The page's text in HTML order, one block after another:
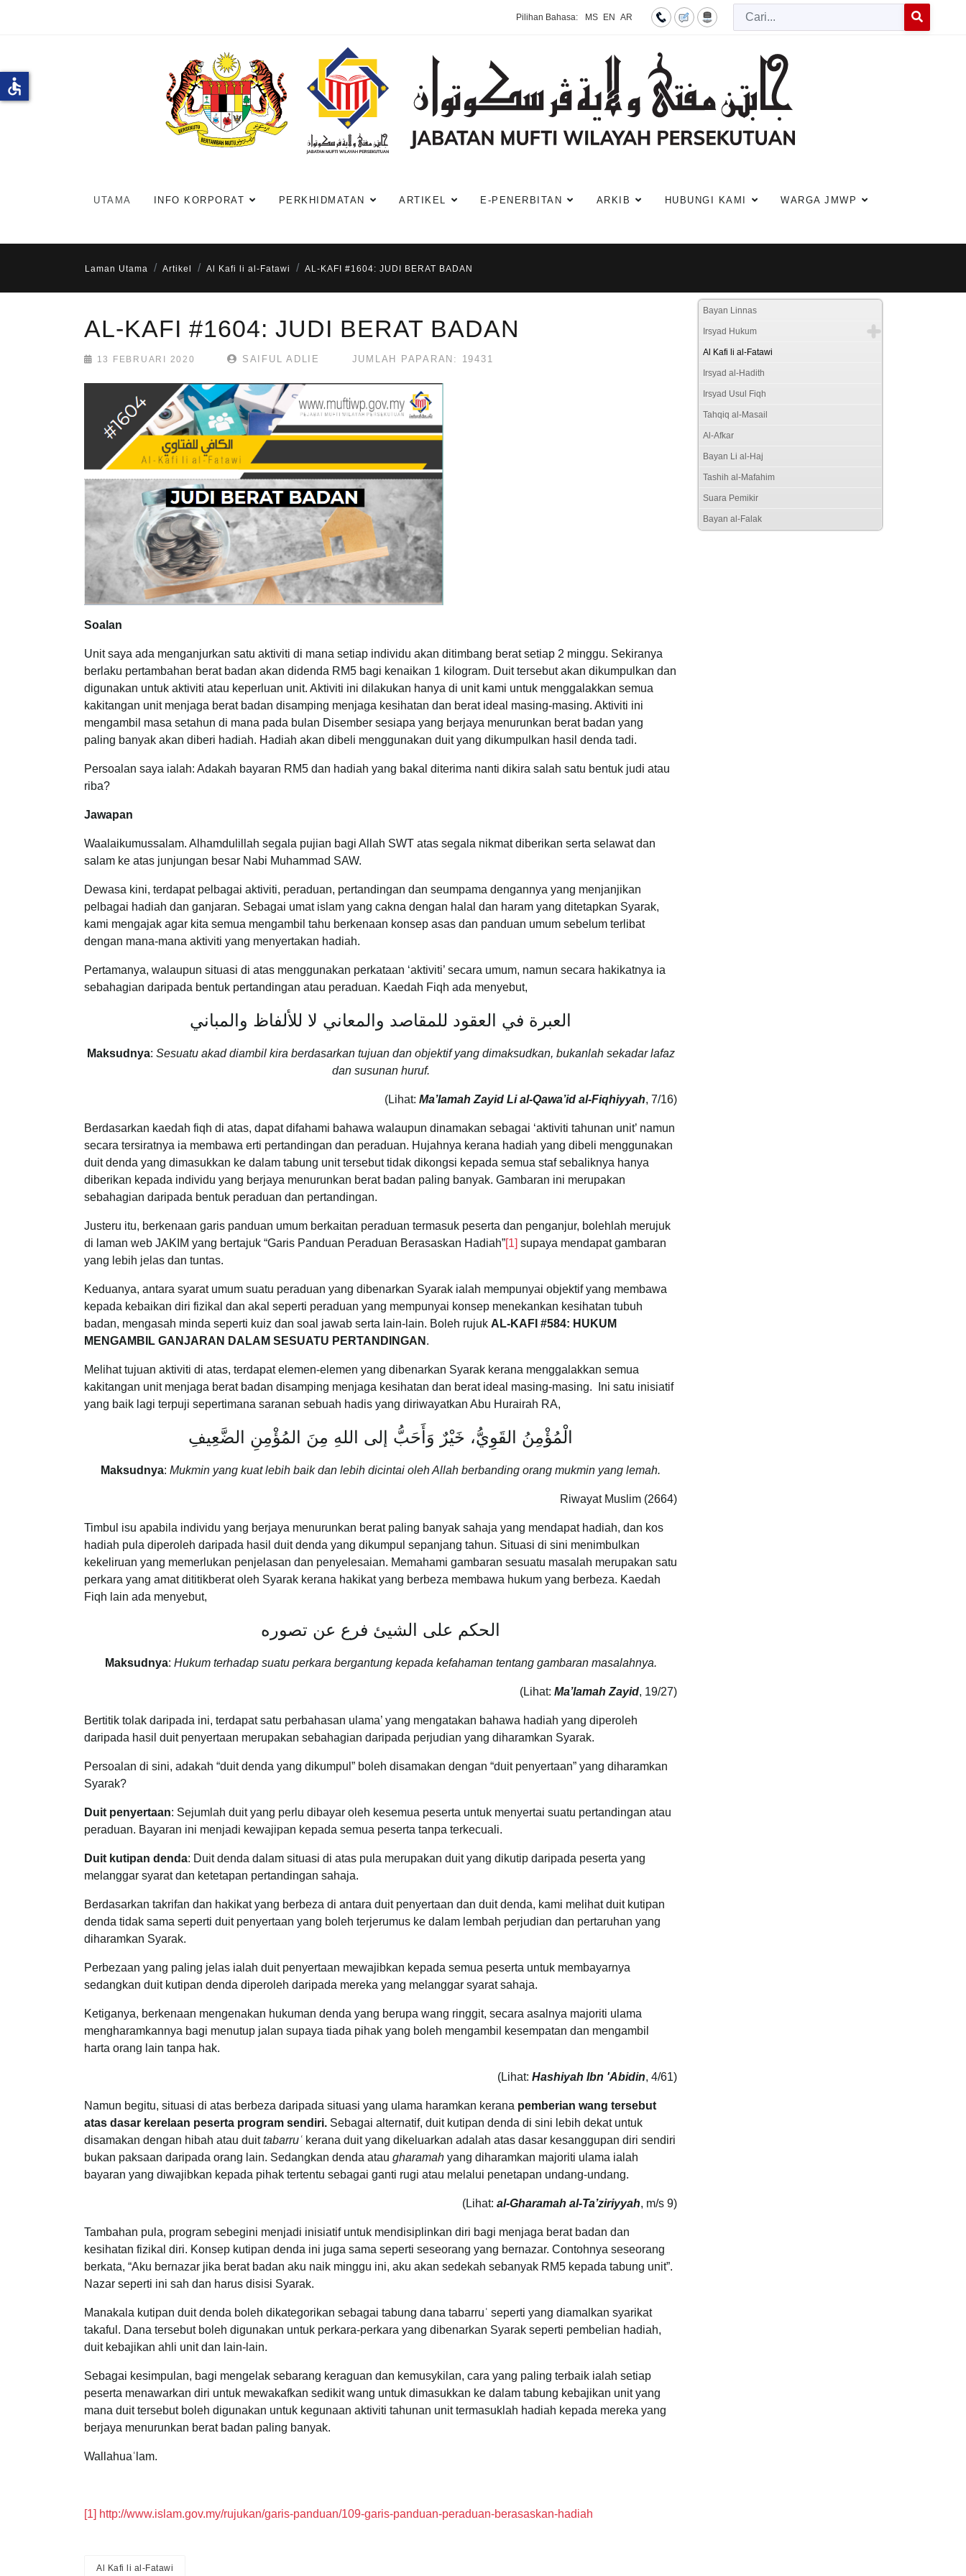
Pilihan Bahasa: MS EN AR
Cari
UTAMA INFO KORPORAT PERKHIDMATAN ARTIKEL E-PENERBITAN ARKIB HUBUNGI KAMI WARGA JMWP
Laman Utama Artikel Al Kafi li al-Fatawi AL-KAFI #1604: JUDI BERAT BADAN
AL-KAFI #1604: JUDI BERAT BADAN
13 FEBRUARI 2020 SAIFUL ADLIE JUMLAH PAPARAN: 19431
Soalan
Unit saya ada menganjurkan satu aktiviti di mana setiap individu akan ditimbang berat setiap 2 minggu. Sekiranya
berlaku pertambahan berat badan akan didenda RM5 bagi kenaikan 1 kilogram. Duit tersebut akan dikumpulkan dan
digunakan untuk aktiviti atau keperluan unit. Aktiviti ini dilakukan hanya di unit kami untuk menggalakkan semua
kakitangan unit menjaga berat badan disamping menjaga kesihatan dan berat ideal masing-masing. Aktiviti ini
mengambil masa setahun di mana pada bulan Disember sesiapa yang berjaya menurunkan berat badan yang
paling banyak akan diberi hadiah. Hadiah akan dibeli menggunakan duit yang dikumpulkan hasil denda tadi.
Persoalan saya ialah: Adakah bayaran RM5 dan hadiah yang bakal diterima nanti dikira salah satu bentuk judi atau
riba?
Jawapan
Waalaikumussalam. Alhamdulillah segala pujian bagi Allah SWT atas segala nikmat diberikan serta selawat dan
salam ke atas junjungan besar Nabi Muhammad SAW.
Dewasa kini, terdapat pelbagai aktiviti, peraduan, pertandingan dan seumpama dengannya yang menjanjikan
pelbagai hadiah dan ganjaran. Sebagai umat islam yang cakna dengan halal dan haram yang ditetapkan Syarak,
kami mengajak agar kita semua mengambil tahu berkenaan konsep asas dan panduan umum sebelum terlibat
dengan mana-mana aktiviti yang menyertakan hadiah.
Pertamanya, walaupun situasi di atas menggunakan perkataan ‘aktiviti’ secara umum, namun secara hakikatnya ia
sebahagian daripada bentuk pertandingan atau peraduan. Kaedah Fiqh ada menyebut,
العبرة في العقود للمقاصد والمعاني لا للألفاظ والمباني
Maksudnya: Sesuatu akad diambil kira berdasarkan tujuan dan objektif yang dimaksudkan, bukanlah sekadar lafaz
dan susunan huruf.
(Lihat: Ma’lamah Zayid Li al-Qawa’id al-Fiqhiyyah, 7/16)
Berdasarkan kaedah fiqh di atas, dapat difahami bahawa walaupun dinamakan sebagai ‘aktiviti tahunan unit’ namun
secara tersiratnya ia membawa erti pertandingan dan peraduan. Hujahnya kerana hadiah yang dibeli menggunakan
duit denda yang dimasukkan ke dalam tabung unit tersebut tidak dikongsi kepada semua staf sebaliknya hanya
diberikan kepada individu yang berjaya menurunkan berat badan paling banyak. Gambaran ini merupakan
sebahagian daripada bentuk peraduan dan pertandingan.
Justeru itu, berkenaan garis panduan umum berkaitan peraduan termasuk peserta dan penganjur, bolehlah merujuk
di laman web JAKIM yang bertajuk “Garis Panduan Peraduan Berasaskan Hadiah”[1] supaya mendapat gambaran
yang lebih jelas dan tuntas.
Keduanya, antara syarat umum suatu peraduan yang dibenarkan Syarak ialah mempunyai objektif yang membawa
kepada kebaikan diri fizikal dan akal seperti peraduan yang mempunyai konsep menekankan kesihatan tubuh
badan, mengasah minda seperti kuiz dan soal jawab serta lain-lain. Boleh rujuk AL-KAFI #584: HUKUM
MENGAMBIL GANJARAN DALAM SESUATU PERTANDINGAN .
Melihat tujuan aktiviti di atas, terdapat elemen-elemen yang dibenarkan Syarak kerana menggalakkan semua
kakitangan unit menjaga berat badan disamping menjaga kesihatan dan berat ideal masing-masing. Ini satu inisiatif
yang baik lagi terpuji sepertimana saranan sebuah hadis yang diriwayatkan Abu Hurairah RA,
الْمُؤْمِنُ القَوِيُّ، خَيْرٌ وَأَحَبُّ إلى اللهِ مِنَ المُؤْمِنِ الضَّعِيفِ
Maksudnya: Mukmin yang kuat lebih baik dan lebih dicintai oleh Allah berbanding orang mukmin yang lemah.
Riwayat Muslim (2664)
Timbul isu apabila individu yang berjaya menurunkan berat paling banyak sahaja yang mendapat hadiah, dan kos
hadiah pula diperoleh daripada hasil duit denda yang dikumpul sepanjang tahun. Situasi di sini menimbulkan
kekeliruan yang memerlukan penjelasan dan penyelesaian. Memahami gambaran sesuatu masalah merupakan satu
perkara yang amat dititikberat oleh Syarak kerana hakikat yang berbeza membawa hukum yang berbeza. Kaedah
Fiqh lain ada menyebut,
الحكم على الشيئ فرع عن تصوره
Maksudnya: Hukum terhadap suatu perkara bergantung kepada kefahaman tentang gambaran masalahnya.
(Lihat: Ma’lamah Zayid, 19/27)
Bertitik tolak daripada ini, terdapat satu perbahasan ulama’ yang mengatakan bahawa hadiah yang diperoleh
daripada hasil duit penyertaan merupakan sebahagian daripada perjudian yang diharamkan Syarak.
Persoalan di sini, adakah “duit denda yang dikumpul” boleh disamakan dengan “duit penyertaan” yang diharamkan
Syarak?
Duit penyertaan: Sejumlah duit yang perlu dibayar oleh kesemua peserta untuk menyertai suatu pertandingan atau
peraduan. Bayaran ini menjadi kewajipan kepada semua peserta tanpa terkecuali.
Duit kutipan denda: Duit denda dalam situasi di atas pula merupakan duit yang dikutip daripada peserta yang
melanggar syarat dan ketetapan pertandingan sahaja.
Berdasarkan takrifan dan hakikat yang berbeza di antara duit penyertaan dan duit denda, kami melihat duit kutipan
denda tidak sama seperti duit penyertaan yang boleh terjerumus ke dalam lembah perjudian dan pertaruhan yang
diharamkan Syarak.
Perbezaan yang paling jelas ialah duit penyertaan mewajibkan kepada semua peserta untuk membayarnya
sedangkan duit kutipan denda diperoleh daripada mereka yang melanggar syarat sahaja.
Ketiganya, berkenaan mengenakan hukuman denda yang berupa wang ringgit, secara asalnya majoriti ulama
mengharamkannya bagi menutup jalan supaya tiada pihak yang boleh mengambil kesempatan dan mengambil
harta orang lain tanpa hak.
(Lihat: Hashiyah Ibn 'Abidin, 4/61)
Namun begitu, situasi di atas berbeza daripada situasi yang ulama haramkan kerana pemberian wang tersebut
atas dasar kerelaan peserta program sendiri. Sebagai alternatif, duit kutipan denda di sini lebih dekat untuk
disamakan dengan hibah atau duittabarruʿ kerana duit yang dikeluarkan adalah atas dasar kesanggupan diri sendiri
bukan paksaan daripada orang lain. Sedangkan denda atau gharamah yang diharamkan majoriti ulama ialah
bayaran yang diwajibkan kepada pihak tertentu sebagai ganti rugi atau melalui penetapan undang-undang.
(Lihat: al-Gharamah al-Ta’ziriyyah, m/s 9)
Tambahan pula, program sebegini menjadi inisiatif untuk mendisiplinkan diri bagi menjaga berat badan dan
kesihatan fizikal diri. Konsep kutipan denda ini juga sama seperti seseorang yang bernazar. Contohnya seseorang
berkata, “Aku bernazar jika berat badan aku naik minggu ini, aku akan sedekah sebanyak RM5 kepada tabung unit”.
Nazar seperti ini sah dan harus disisi Syarak.
Manakala kutipan duit denda boleh dikategorikan sebagai tabung dana tabarruʿ seperti yang diamalkan syarikat
takaful. Dana tersebut boleh digunakan untuk perkara-perkara yang dibenarkan Syarak seperti pembelian hadiah,
duit kebajikan ahli unit dan lain-lain.
Sebagai kesimpulan, bagi mengelak sebarang keraguan dan kemusykilan, cara yang paling terbaik ialah setiap
peserta menawarkan diri untuk mewakafkan sedikit wang untuk dimasukkan ke dalam tabung kebajikan unit yang
mana duit tersebut boleh digunakan untuk kegunaan aktiviti tahunan unit termasuklah hadiah kepada mereka yang
berjaya menurunkan berat badan paling banyak.
Wallahuaʿlam.
[1] http://www.islam.gov.my/rujukan/garis-panduan/109-garis-panduan-peraduan-berasaskan-hadiah
Al Kafi li al-Fatawi
Bayan Linnas
Irsyad Hukum
Al Kafi li al-Fatawi
Irsyad al-Hadith
Irsyad Usul Fiqh
Tahqiq al-Masail
Al-Afkar
Bayan Li al-Haj
Tashih al-Mafahim
Suara Pemikir
Bayan al-Falak
accessible